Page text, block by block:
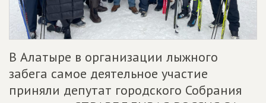
В Алатыре в организации лыжного
забега самое деятельное участие
приняли депутат городского Собрания